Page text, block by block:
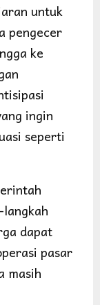
untuk
pengecer
ke
ingin
seperti
dapat
pasar
masih